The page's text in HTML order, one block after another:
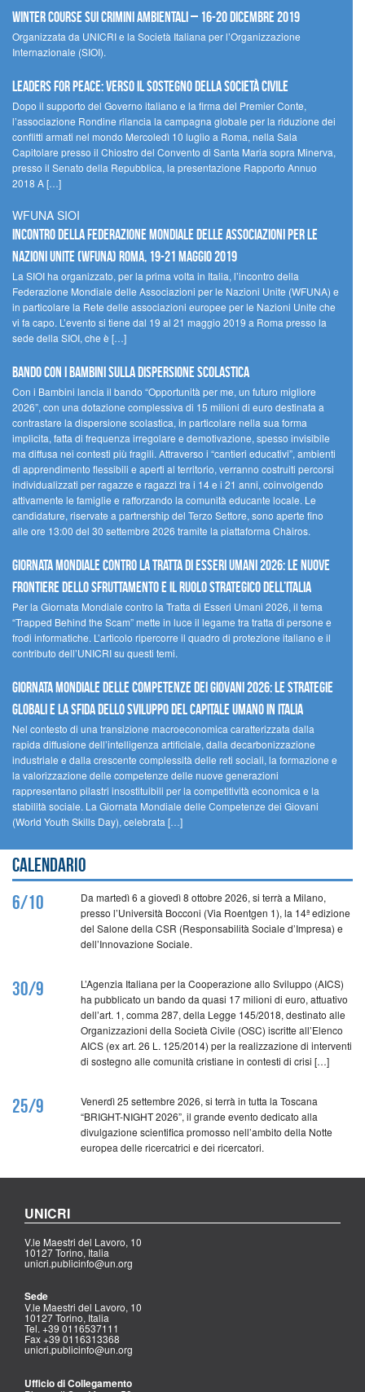
Winter Course sui Crimini Ambientali – 16-20 Dicembre 2019
Organizzata da UNICRI e la Società Italiana per l’Organizzazione
Internazionale (SIOI).
Leaders for peace: verso il sostegno della società civile
Dopo il supporto del Governo italiano e la firma del Premier Conte,
l’associazione Rondine rilancia la campagna globale per la riduzione dei
conflitti armati nel mondo Mercoledì 10 luglio a Roma, nella Sala
Capitolare presso il Chiostro del Convento di Santa Maria sopra Minerva,
presso il Senato della Repubblica, la presentazione Rapporto Annuo
2018 A […]
WFUNA SIOI
Incontro della Federazione Mondiale delle Associazioni per le
Nazioni Unite (WFUNA) Roma, 19-21 maggio 2019
La SIOI ha organizzato, per la prima volta in Italia, l’incontro della
Federazione Mondiale delle Associazioni per le Nazioni Unite (WFUNA) e
in particolare la Rete delle associazioni europee per le Nazioni Unite che
vi fa capo. L’evento si tiene dal 19 al 21 maggio 2019 a Roma presso la
sede della SIOI, che è […]
Bando Con i Bambini sulla dispersione scolastica
Con i Bambini lancia il bando “Opportunità per me, un futuro migliore
2026”, con una dotazione complessiva di 15 milioni di euro destinata a
contrastare la dispersione scolastica, in particolare nella sua forma
implicita, fatta di frequenza irregolare e demotivazione, spesso invisibile
ma diffusa nei contesti più fragili. Attraverso i “cantieri educativi”, ambienti
di apprendimento flessibili e aperti al territorio, verranno costruiti percorsi
individualizzati per ragazze e ragazzi tra i 14 e i 21 anni, coinvolgendo
attivamente le famiglie e rafforzando la comunità educante locale. Le
candidature, riservate a partnership del Terzo Settore, sono aperte fino
alle ore 13:00 del 30 settembre 2026 tramite la piattaforma Chàiros.
GIORNATA MONDIALE CONTRO LA TRATTA DI ESSERI UMANI 2026: LE NUOVE
FRONTIERE DELLO SFRUTTAMENTO E IL RUOLO STRATEGICO DELL’ITALIA
Per la Giornata Mondiale contro la Tratta di Esseri Umani 2026, il tema
“Trapped Behind the Scam” mette in luce il legame tra tratta di persone e
frodi informatiche. L’articolo ripercorre il quadro di protezione italiano e il
contributo dell’UNICRI su questi temi.
GIORNATA MONDIALE DELLE COMPETENZE DEI GIOVANI 2026: LE STRATEGIE
GLOBALI E LA SFIDA DELLO SVILUPPO DEL CAPITALE UMANO IN ITALIA
Nel contesto di una transizione macroeconomica caratterizzata dalla
rapida diffusione dell’intelligenza artificiale, dalla decarbonizzazione
industriale e dalla crescente complessità delle reti sociali, la formazione e
la valorizzazione delle competenze delle nuove generazioni
rappresentano pilastri insostituibili per la competitività economica e la
stabilità sociale. La Giornata Mondiale delle Competenze dei Giovani
(World Youth Skills Day), celebrata […]
Calendario
6/10
Da martedì 6 a giovedì 8 ottobre 2026, si terrà a Milano,
presso l’Università Bocconi (Via Roentgen 1), la 14ª edizione
del Salone della CSR (Responsabilità Sociale d’Impresa) e
dell’Innovazione Sociale.
30/9
L’Agenzia Italiana per la Cooperazione allo Sviluppo (AICS)
ha pubblicato un bando da quasi 17 milioni di euro, attuativo
dell’art. 1, comma 287, della Legge 145/2018, destinato alle
Organizzazioni della Società Civile (OSC) iscritte all’Elenco
AICS (ex art. 26 L. 125/2014) per la realizzazione di interventi
di sostegno alle comunità cristiane in contesti di crisi […]
25/9
Venerdì 25 settembre 2026, si terrà in tutta la Toscana
“BRIGHT-NIGHT 2026”, il grande evento dedicato alla
divulgazione scientifica promosso nell’ambito della Notte
europea delle ricercatrici e dei ricercatori.
UNICRI
V.le Maestri del Lavoro, 10
10127 Torino, Italia
unicri.publicinfo@un.org
Sede
V.le Maestri del Lavoro, 10
10127 Torino, Italia
Tel. +39 0116537111
Fax +39 0116313368
unicri.publicinfo@un.org
Ufficio di Collegamento